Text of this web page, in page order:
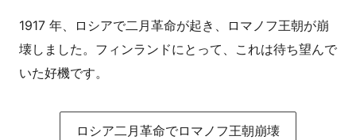
1917 年、ロシアで二月革命が起き、ロマノフ王朝が崩
壊しました。フィンランドにとって、これは待ち望んで
いた好機です。
ロシア二月革命でロマノフ王朝崩壊